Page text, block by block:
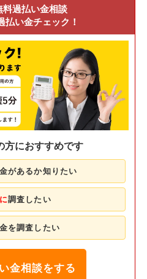
料過払い金相談
払い金チェック！
方におすすめです
があるか知りたい
調査したい
を調査したい
金相談をする